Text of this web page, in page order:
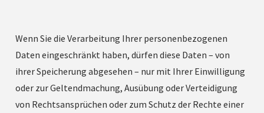
Wenn Sie die Verarbeitung Ihrer personenbezogenen
Daten eingeschränkt haben, dürfen diese Daten – von
ihrer Speicherung abgesehen – nur mit Ihrer Einwilligung
oder zur Geltendmachung, Ausübung oder Verteidigung
von Rechtsansprüchen oder zum Schutz der Rechte einer